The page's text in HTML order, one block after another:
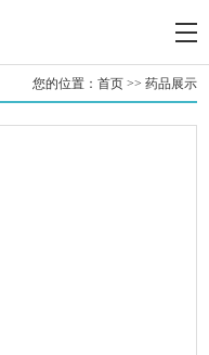
您的位置： 首页>> 药品展示